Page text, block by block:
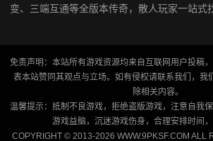
变、三端互通等全版本传奇，散人玩家一站式
免责声明：本站所有游戏资源均来自互联网用户投稿
表本站赞同其观点与立场。如有侵权请联系我们，我
除相关内容。
温馨提示：抵制不良游戏，拒绝盗版游戏，注意自我
游戏益脑，沉迷游戏伤身，合理安排时间
COPYRIGHT © 2013-2026 WWW.9PKSF.COM ALL